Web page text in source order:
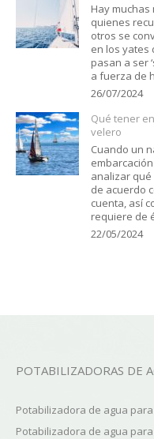
Hay
quienes
otros se
en los yates
pasan a ser
a fuerza de
26/07/2024
Qué tener
velero
Cuando un
analizar
de acuerdo
cuenta, así
requiere de
22/05/2024
POTABILIZADORAS DE
Potabilizadora de agua
Potabilizadora de agua